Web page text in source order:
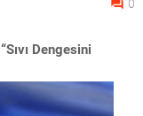
0
“Sıvı Dengesini